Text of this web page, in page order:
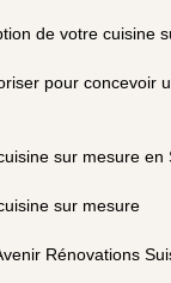
de votre cuisine
pour concevoir
sur mesure
sur mesure
Rénovations